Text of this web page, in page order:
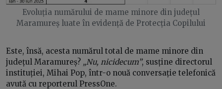
Evoluția numărului de mame minore din județul
Maramureș luate în evidență de Protecția Copilului
Este, însă, acesta numărul total de mame minore din
județul Maramureș? „Nu, nicidecum”, susține directorul
instituției, Mihai Pop, într-o nouă conversație telefonică
avută cu reporterul PressOne.